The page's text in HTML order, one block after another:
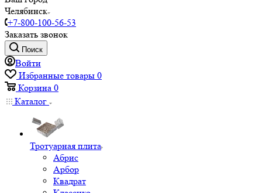
Челябинск
+7-800-100-56-53
Заказать звонок
Поиск
Войти
Избранные товары 0
Корзина 0
Каталог
Тротуарная плита
Абрис
Арбор
Квадрат